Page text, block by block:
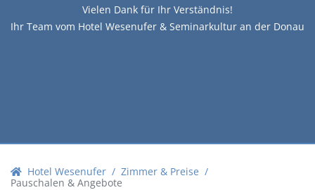
Vielen Dank für Ihr Verständnis!
Ihr Team vom Hotel Wesenufer & Seminarkultur an der Donau
Hotel Wesenufer
Zimmer & Preise
Pauschalen & Angebote